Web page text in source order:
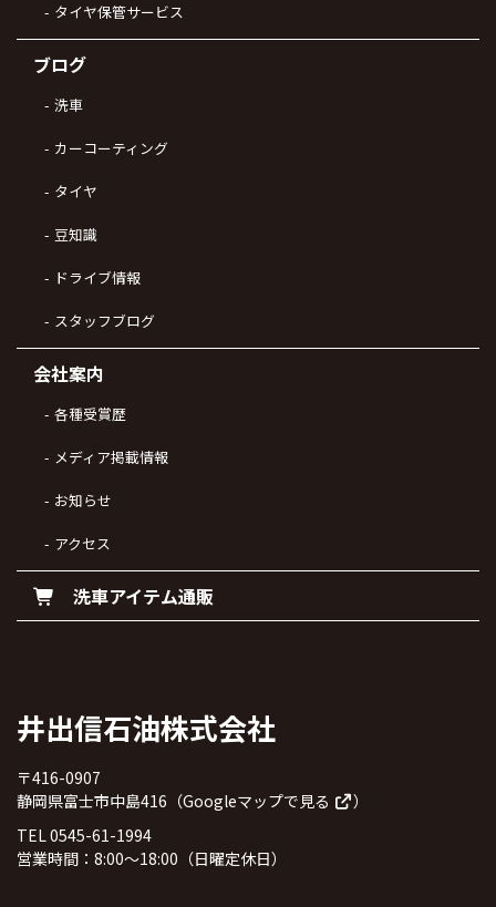
タイヤ保管サービス
ブログ
洗車
カーコーティング
タイヤ
豆知識
ドライブ情報
スタッフブログ
会社案内
各種受賞歴
メディア掲載情報
お知らせ
アクセス
洗車アイテム通販
井出信石油株式会社
〒416-0907
静岡県富士市中島416（Googleマップで見る
）
TEL 0545-61-1994
営業時間：8:00～18:00（日曜定休日）